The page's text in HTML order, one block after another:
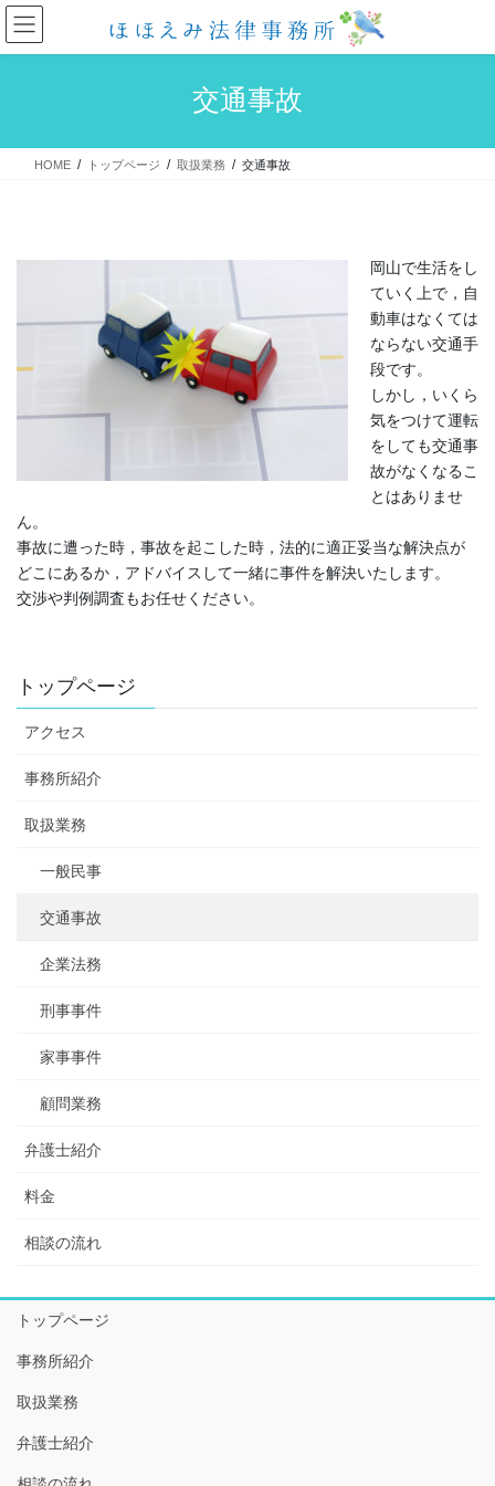
コ
ン
テ
ス
ナ
ビ
ゲ
ン
交通事故
HOME トップページ 取扱業務 交通事故
岡山で生活をし
ていく上で，自
動車はなくては
ならない交通手
段です。
しかし，いくら
気をつけて運転
をしても交通事
故がなくなるこ
とはありませ
ん。
事故に遭った時，事故を起こした時，法的に適正妥当な解決点が
どこにあるか，アドバイスして一緒に事件を解決いたします。
交渉や判例調査もお任せください。
トップページ
アクセス
事務所紹介
取扱業務
一般民事
交通事故
企業法務
刑事事件
家事事件
顧問業務
弁護士紹介
料金
相談の流れ
トップページ
事務所紹介
取扱業務
弁護士紹介